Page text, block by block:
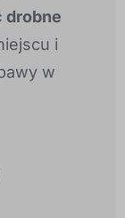
drobne
i
w